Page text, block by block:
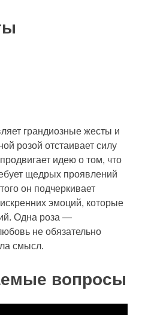
грандиозные жесты и
розой отстаивает силу
идею о том, что
щедрых проявлений
он подчеркивает
эмоций, которые
Одна роза —
не обязательно
смысл.
вопросы